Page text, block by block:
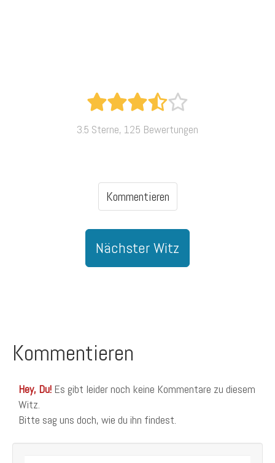
3.5 Sterne, 125 Bewertungen
Kommentieren
Nächster Witz
Kommentieren
Hey, Du! Es gibt leider noch keine Kommentare zu diesem
Witz.
Bitte sag uns doch, wie du ihn findest.